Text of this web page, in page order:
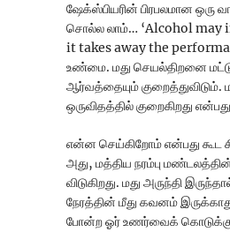
ஷேக்ஸ்பியரின் பிரபலமான
சொல்ல லாம்… ‘Alcohol may
it takes away the
உண்மை. மது செயல்திறனை
ஆர்வத்தையும்
ஒருவிதத்தில் குறைகிறது
என்ன செய்கிறோம் என்பது கூட
அது, மத்திய நரம்பு
விடுகிறது. மது அருந்தி
நேரத்தின் மீது கவனம்
போன்ற ஓர் உணர்வைக்